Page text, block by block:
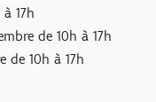
17h
de 10h à 17h
de 10h à 17h